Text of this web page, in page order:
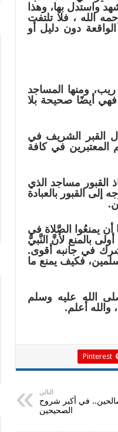
الحافظ في فتح الباري (5/351) واستشهد واستدل بها، وهذا
الله ، فلا تلتفت
دون دليل أو
ومنها المساجد
فهي أيضًا صحيحة بلا
القبر الشريف في
في كافة
القبور مساجد الذي
القبور بالعبادة
أن يمنعُوا الصَّلاة في
بالمنع لأنَّ النَّبيَّ
في جانبه أقوى.
فكيف يمنع ما
الله عليه وسلم
والله أعلم.
Pinterest
التالي
في أكبر شروح
الصحيحين